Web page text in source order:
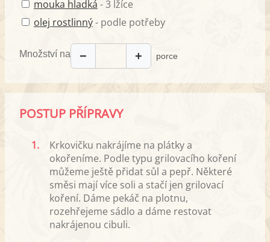
mouka hladká - 3 lžíce
olej rostlinný- podle potřeby
Množství na − + porce
POSTUP PŘÍPRAVY
1.
Krkovičku nakrájíme na plátky a
okořeníme. Podle typu grilovacího koření
můžeme ještě přidat sůl a pepř. Některé
směsi mají více soli a stačí jen grilovací
koření. Dáme pekáč na plotnu,
rozehřejeme sádlo a dáme restovat
nakrájenou cibuli.